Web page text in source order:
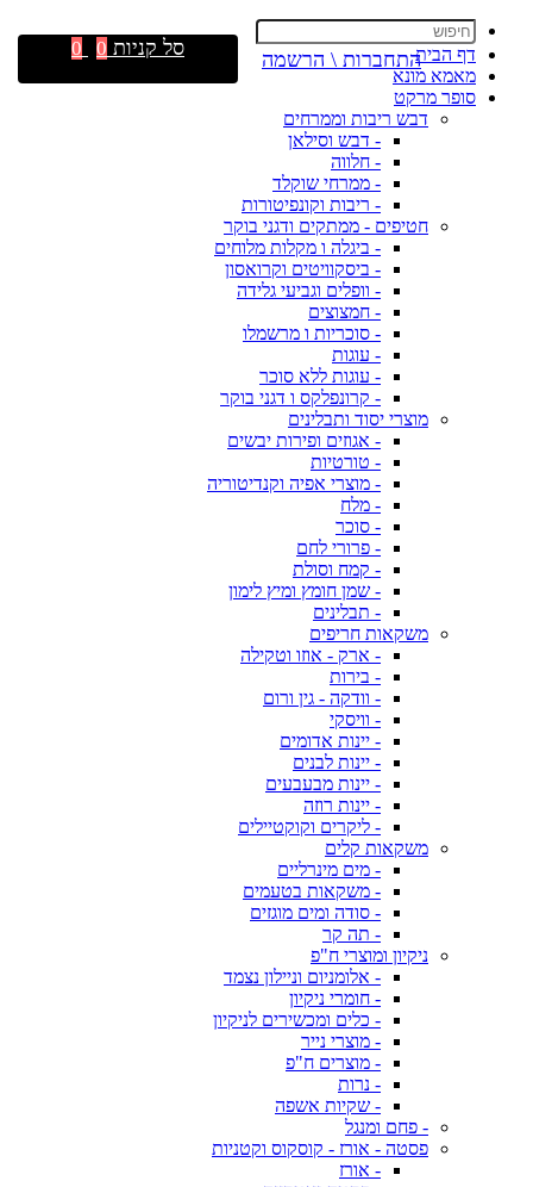
דף הבית
מאמא מונא
סופר מרקט
דבש ריבות וממרחים
- דבש וסילאן
- חלווה
- ממרחי שוקלד
- ריבות וקונפיטורות
חטיפים - ממתקים ודגני בוקר
- ביגלה ו מקלות מלוחים
- ביסקוויטים וקרואסון
- וופלים וגביעי גלידה
- חמצוצים
- סוכריות ו מרשמלו
- עוגות
- עוגות ללא סוכר
- קרונפלקס ו דגני בוקר
מוצרי יסוד ותבלינים
- אגוזים ופירות יבשים
- טורטיות
- מוצרי אפיה וקנדיטוריה
- מלח
- סוכר
- פרורי לחם
- קמח וסולת
- שמן חומץ ומיץ לימון
- תבלינים
משקאות חריפים
- ארק - אוזו וטקילה
- בירות
- וודקה - גין ורום
- וויסקי
- יינות אדומים
- יינות לבנים
- יינות מבעבעים
- יינות רוזה
- ליקרים וקוקטיילים
משקאות קלים
- מים מינרליים
- משקאות בטעמים
- סודה ומים מוגזים
- תה קר
ניקיון ומוצרי ח"פ
- אלומניום וניילון נצמד
- חומרי ניקיון
- כלים ומכשירים לניקיון
- מוצרי נייר
- מוצרים ח"פ
- נרות
- שקיות אשפה
- פחם ומנגל
פסטה - אורז - קוסקוס וקטניות
- אורז
התחברות \ הרשמה סל קניות 0
0